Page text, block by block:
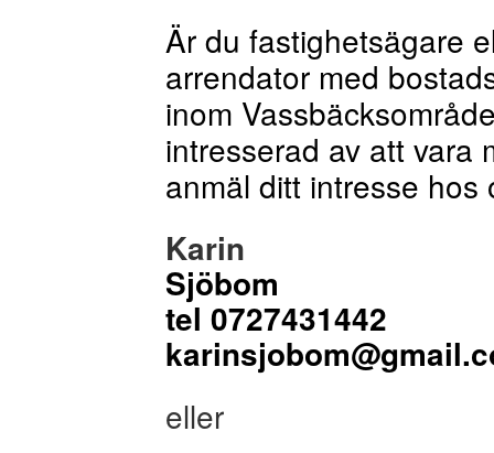
Är du fastighetsägare
arrendator med
inom
intresserad av att vara
anmäl ditt intresse hos
Karin
tel
eller